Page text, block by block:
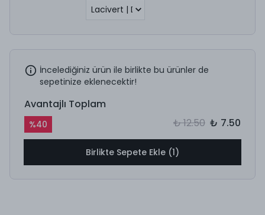
İncelediğiniz ürün ile birlikte bu ürünler de
sepetinize eklenecektir!
Avantajlı Toplam
%40 ₺ 12.50 ₺ 7.50
Birlikte Sepete Ekle (1)